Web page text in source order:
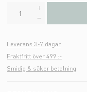
Leverans 3-7 dagar
Fraktfritt över 499 :-
Smidig & säker betalning